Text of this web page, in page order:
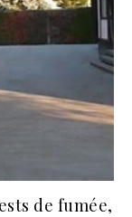
de fumée,